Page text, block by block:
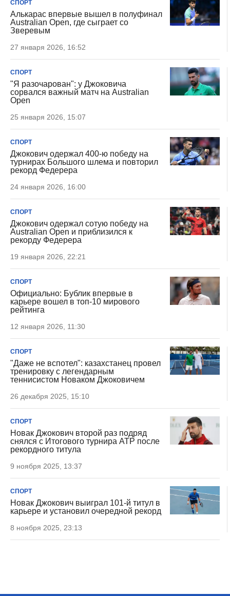
СПОРТ
Алькарас впервые вышел в полуфинал
Australian Open, где сыграет со
Зверевым
27 января 2026, 16:52
СПОРТ
"Я разочарован": у Джоковича
сорвался важный матч на Australian
Open
25 января 2026, 15:07
СПОРТ
Джокович одержал 400-ю победу на
турнирах Большого шлема и повторил
рекорд Федерера
24 января 2026, 16:00
СПОРТ
Джокович одержал сотую победу на
Australian Open и приблизился к
рекорду Федерера
19 января 2026, 22:21
СПОРТ
Официально: Бублик впервые в
карьере вошел в топ-10 мирового
рейтинга
12 января 2026, 11:30
СПОРТ
"Даже не вспотел": казахстанец провел
тренировку с легендарным
теннисистом Новаком Джоковичем
26 декабря 2025, 15:10
СПОРТ
Новак Джокович второй раз подряд
снялся с Итогового турнира ATP после
рекордного титула
9 ноября 2025, 13:37
СПОРТ
Новак Джокович выиграл 101-й титул в
карьере и установил очередной рекорд
8 ноября 2025, 23:13